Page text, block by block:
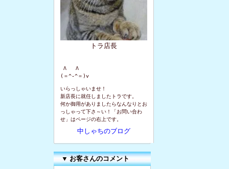
トラ店長
Λ   Λ
(＝^-^＝)v
いらっしゃいませ！
新店長に就任しましたトラです。
何か御用がありましたらなんなりとお
っしゃって下さ～い！「お問い合わ
せ」はページの右上です。
中しゃちのブログ
▼お客さんのコメント